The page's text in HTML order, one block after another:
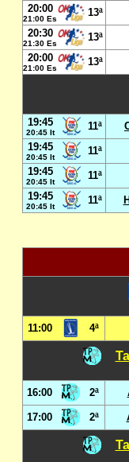
20:00
21:00 Es
13ª
20:30
21:30 Es
13ª
20:00
21:00 Es
13ª
19:45
20:45 It
11ª
19:45
20:45 It
11ª
19:45
20:45 It
11ª
19:45
20:45 It
11ª
11:00 4ª
16:00 2ª
17:00 2ª